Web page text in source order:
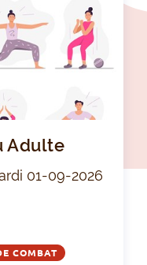
Adulte
01-09-2026
COMBAT